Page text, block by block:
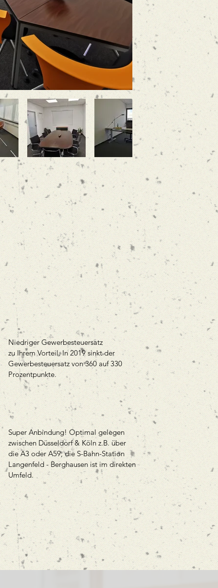
Niedriger Gewerbesteuersatz
zu Ihrem Vorteil. In 2019 sinkt der
Gewerbesteuersatz von 360 auf 330
Prozentpunkte.
Super Anbindung! Optimal gelegen
zwischen Düsseldorf & Köln z.B. über
die A3 oder A59; die S-Bahn-Station
Langenfeld - Berghausen ist im direkten
Umfeld.